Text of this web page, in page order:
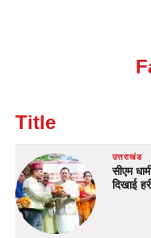
Title
उत्तराखंड
सीएम
दिखाई